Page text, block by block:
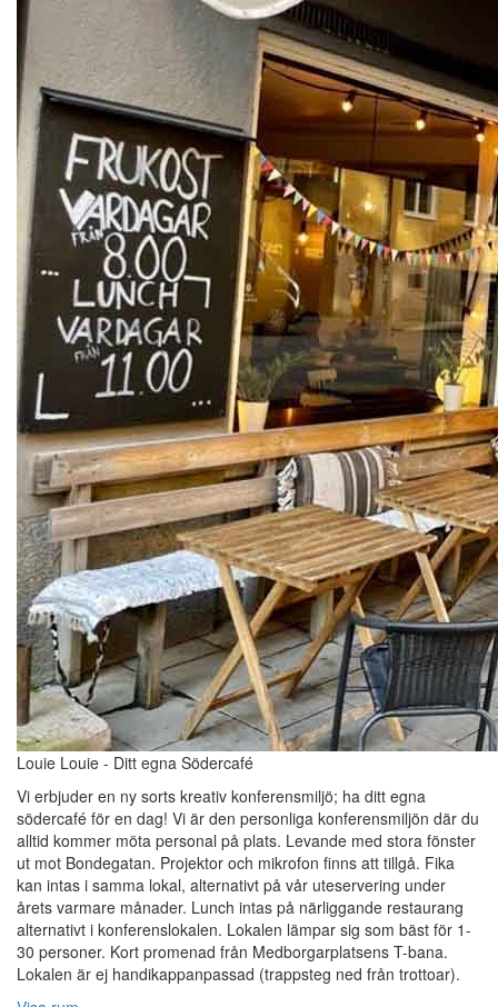
Louie Louie - Ditt egna Södercafé
Vi erbjuder en ny sorts kreativ konferensmiljö; ha ditt egna
södercafé för en dag! Vi är den personliga konferensmiljön där du
alltid kommer möta personal på plats. Levande med stora fönster
ut mot Bondegatan. Projektor och mikrofon finns att tillgå. Fika
kan intas i samma lokal, alternativt på vår uteservering under
årets varmare månader. Lunch intas på närliggande restaurang
alternativt i konferenslokalen. Lokalen lämpar sig som bäst för 1-
30 personer. Kort promenad från Medborgarplatsens T-bana.
Lokalen är ej handikappanpassad (trappsteg ned från trottoar).